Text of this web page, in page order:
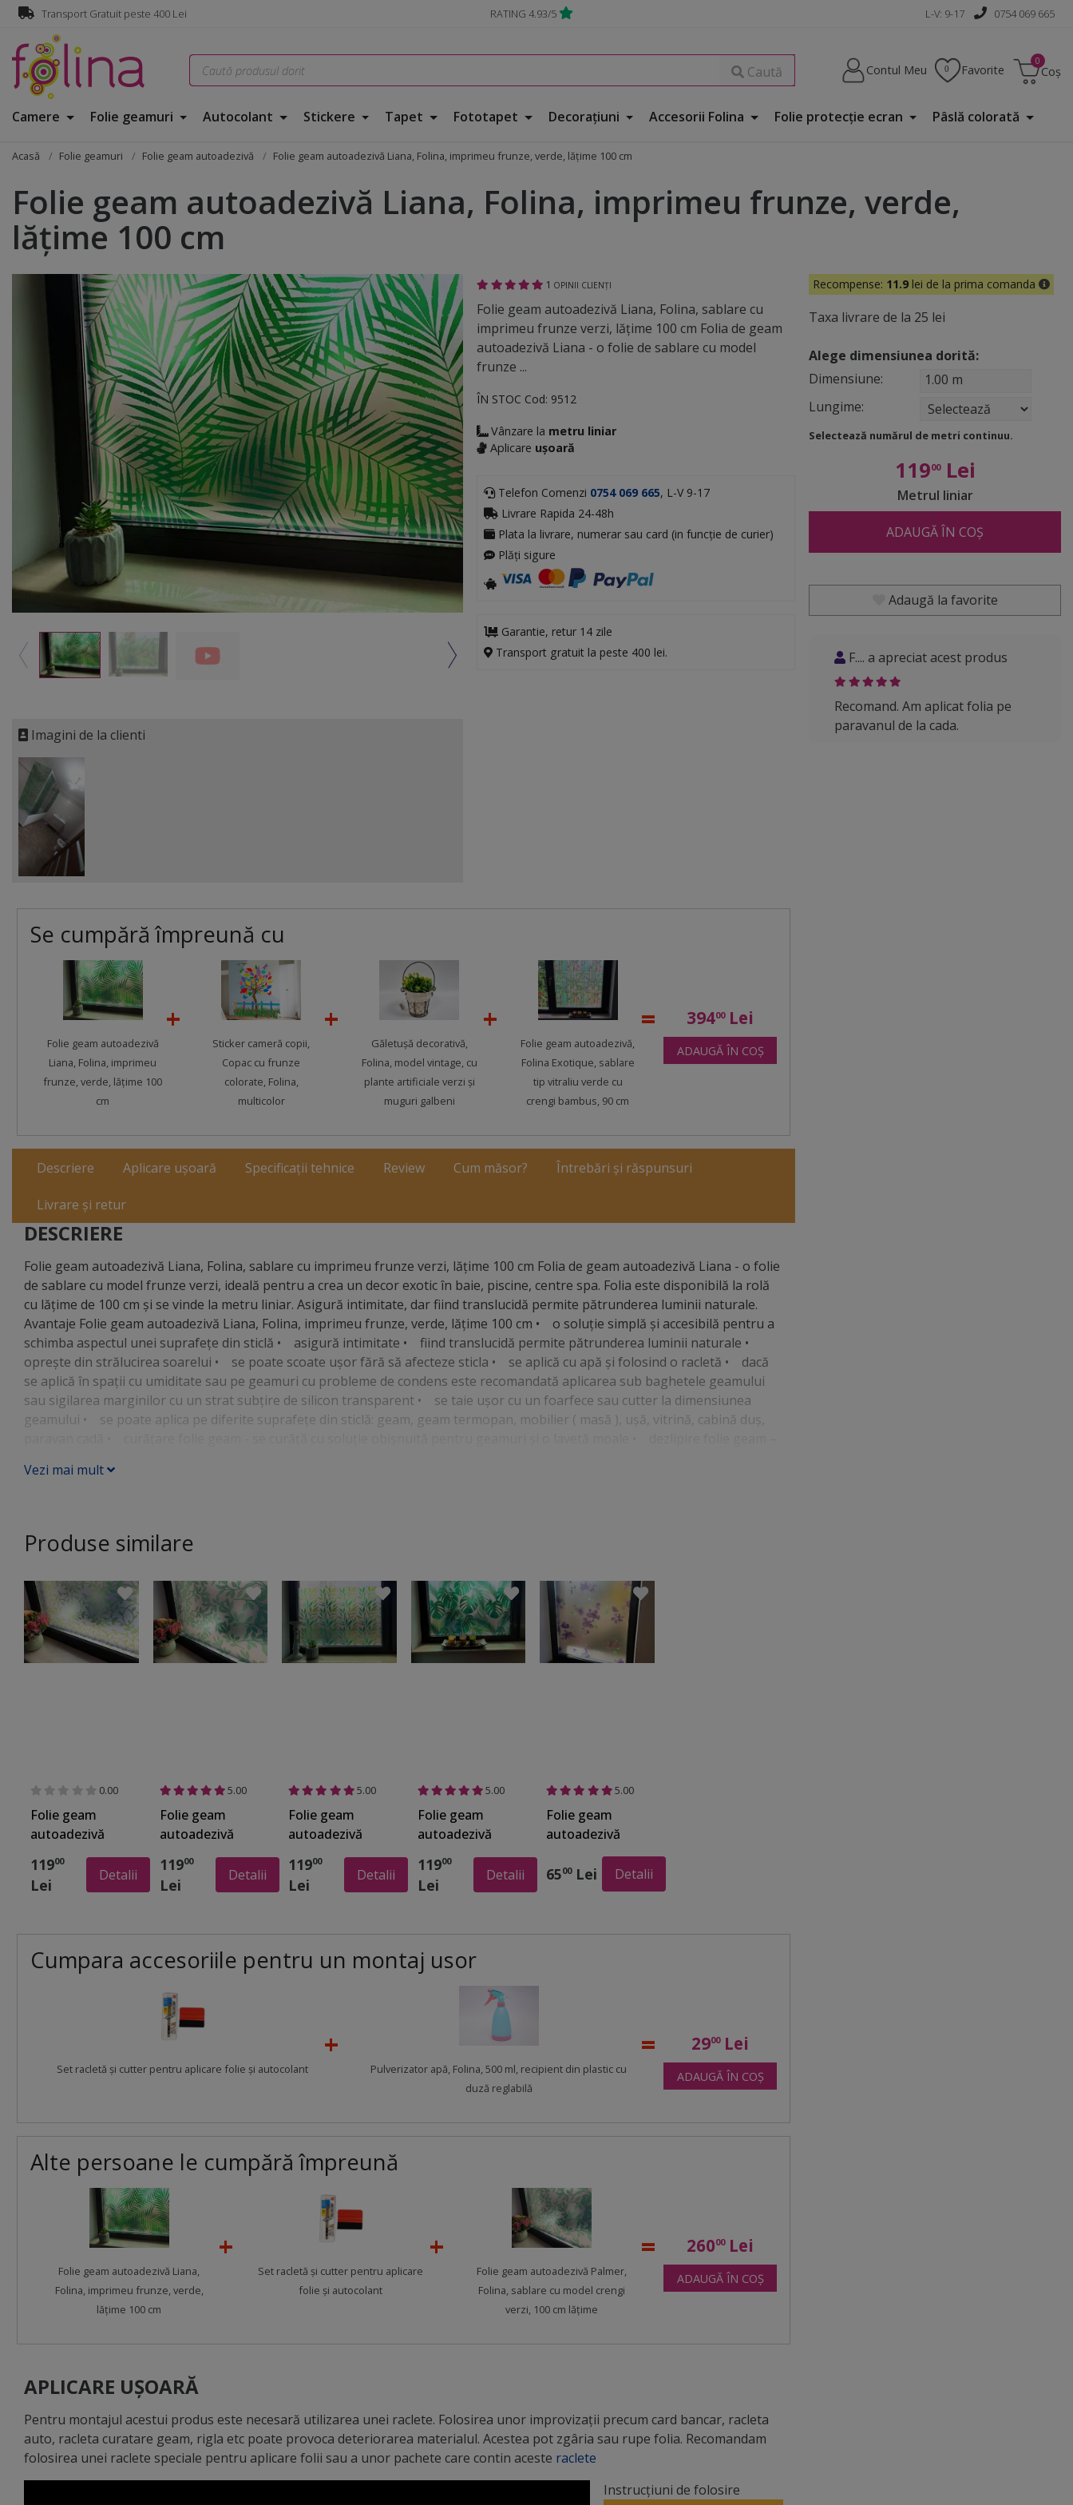
Transport Gratuit peste 400 Lei RATING 4.93/5 L-V: 9-17 0754 069 665
Caută Contul Meu Favorite Coș
Camere Folie geamuri Autocolant Stickere Tapet Fototapet Decorațiuni Accesorii Folina Folie protecţie ecran Pâslă colorată
Acasă Folie geamuri Folie geam autoadezivă Folie geam autoadezivă Liana, Folina, imprimeu frunze, verde, lățime 100 cm
Folie geam autoadezivă Liana, Folina, imprimeu frunze, verde,
lățime 100 cm
Imagini de la clienti
1 OPINII CLIENȚI
Folie geam autoadezivă Liana, Folina, sablare cu
imprimeu frunze verzi, lățime 100 cm Folia de geam
autoadezivă Liana - o folie de sablare cu model
frunze ...
ÎN STOC Cod: 9512
Vânzare la metru liniar
Aplicare ușoară
Telefon Comenzi 0754 069 665, L-V 9-17
Livrare Rapida 24-48h
Plata la livrare, numerar sau card (in funcție de curier)
Plăți sigure
Garantie, retur 14 zile
Transport gratuit la peste 400 lei.
Se cumpără împreună cu
Folie geam autoadezivă
Liana, Folina, imprimeu
frunze, verde, lățime 100
cm
Sticker cameră copii,
Copac cu frunze
colorate, Folina,
multicolor
Găletuşă decorativă,
Folina, model vintage, cu
plante artificiale verzi şi
muguri galbeni
Folie geam autoadezivă,
Folina Exotique, sablare
tip vitraliu verde cu
crengi bambus, 90 cm
39400Lei
ADAUGĂ ÎN COȘ
Descriere Aplicare ușoară Specificații tehnice Review Cum măsor? Întrebări și răspunsuri
Livrare și retur
DESCRIERE
Folie geam autoadezivă Liana, Folina, sablare cu imprimeu frunze verzi, lățime 100 cm Folia de geam autoadezivă Liana - o folie
de sablare cu model frunze verzi, ideală pentru a crea un decor exotic în baie, piscine, centre spa. Folia este disponibilă la rolă
cu lăţime de 100 cm şi se vinde la metru liniar. Asigură intimitate, dar fiind translucidă permite pătrunderea luminii naturale.
Avantaje Folie geam autoadezivă Liana, Folina, imprimeu frunze, verde, lățime 100 cm • o soluţie simplă şi accesibilă pentru a
schimba aspectul unei suprafeţe din sticlă • asigură intimitate • fiind translucidă permite pătrunderea luminii naturale •
opreşte din strălucirea soarelui • se poate scoate uşor fără să afecteze sticla • se aplică cu apă şi folosind o racletă • dacă
se aplică în spaţii cu umiditate sau pe geamuri cu probleme de condens este recomandată aplicarea sub baghetele geamului
sau sigilarea marginilor cu un strat subţire de silicon transparent • se taie uşor cu un foarfece sau cutter la dimensiunea
geamului • se poate aplica pe diferite suprafeţe din sticlă: geam, geam termopan, mobilier ( masă ), uşă, vitrină, cabină duş,
desprinde folia de la un colţ şi se trage la un unghi paralel cu suprafaţa. Aplicare Folie geam autoadezivă Liana, Folina,
nu rămână scame. Măsoară şi taie la dimensiuni folia: măsoară cu o ruletă suprafaţa pe care vrei să aplici folia. Taie folia cu un
cutter bine ascuţit sau foarfece. Racletează - pentru aplicarea autocolantului recomandăm folosirea unei raclete din plastic
recomandăm să pulverizezi multă apă pe sticlă şi pe partea cu adeziv a foliei. Racletarea se va face mult mai uşor şi dacă rămân
bule de aer, acestea se pot scoate fără a strica folia.
Vezi mai mult
Produse similare
0.00
Folie geam
autoadezivă
Avani, Folina,
crengi verzi, 100
cm lăţime
11900
Lei
Detalii
5.00
Folie geam
autoadezivă
Palmer, Folina,
sablare cu
model crengi
lăţime
11900
Lei
Detalii
5.00
Folie geam
autoadezivă
Valeria, Folina,
frunze verzi, 100
cm lăţime
11900
Lei
Detalii
5.00
Folie geam
autoadezivă
Palmas, Folina,
model frunze
verzi, efect de
lăţime
11900
Lei
Detalii
5.00
Folie geam
autoadezivă
Ume, sablare cu
flori mov, 90 cm
6500Lei Detalii
Cumpara accesoriile pentru un montaj usor
Set racletă şi cutter pentru aplicare folie şi autocolant
Pulverizator apă, Folina, 500 ml, recipient din plastic cu
duză reglabilă
2900Lei
ADAUGĂ ÎN COȘ
Alte persoane le cumpără împreună
Folie geam autoadezivă Liana,
Folina, imprimeu frunze, verde,
lățime 100 cm
Set racletă şi cutter pentru aplicare
folie şi autocolant
Folie geam autoadezivă Palmer,
Folina, sablare cu model crengi
verzi, 100 cm lăţime
26000Lei
ADAUGĂ ÎN COȘ
APLICARE UȘOARĂ
Pentru montajul acestui produs este necesară utilizarea unei raclete. Folosirea unor improvizații precum card bancar, racleta
auto, racleta curatare geam, rigla etc poate provoca deteriorarea materialul. Acestea pot zgâria sau rupe folia. Recomandam
folosirea unei raclete speciale pentru aplicare folii sau a unor pachete care contin aceste raclete
Instrucțiuni de folosire
Recompense: 11.9 lei de la prima comanda
Taxa livrare de la 25 lei
Alege dimensiunea dorită:
Dimensiune:
1.00 m
Lungime:
Selectează numărul de metri continuu.
11900Lei
Metrul liniar
ADAUGĂ ÎN COȘ
Adaugă la favorite
F.... a apreciat acest produs
Recomand. Am aplicat folia pe
paravanul de la cada.